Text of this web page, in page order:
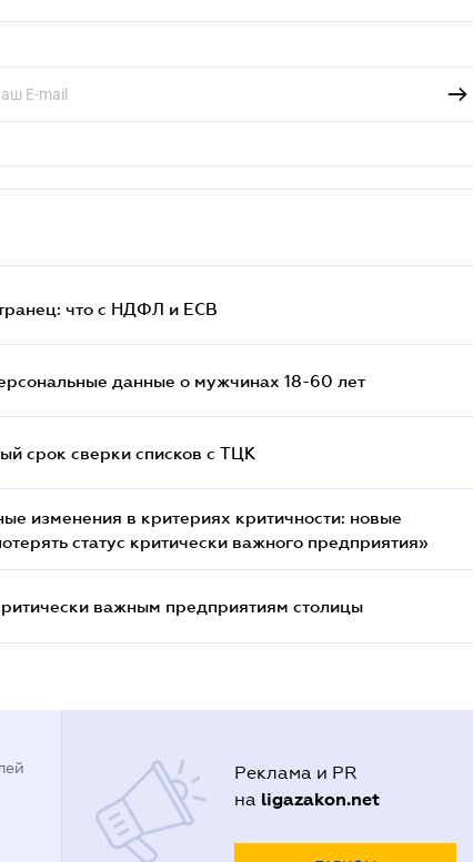
что с НДФЛ и ЕСВ
данные о мужчинах 18-60 лет
срок сверки списков c ТЦК
изменения в критериях критичности: новые
статус критически важного предприятия»
важным предприятиям столицы
Реклама и PR
на ligazakon.net